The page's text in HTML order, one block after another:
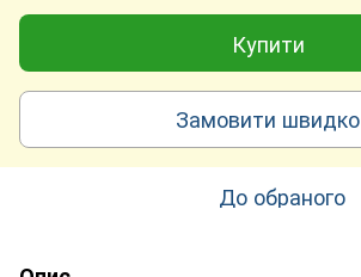
Купити
Замовити швидко
До обраного